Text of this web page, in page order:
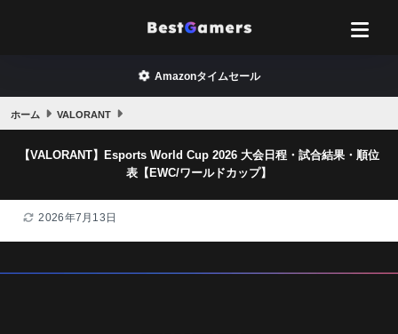
Amazonタイムセール
ホーム VALORANT
【VALORANT】Esports World Cup 2026 大会日程・試合結果・順位
表【EWC/ワールドカップ】
2026年7月13日